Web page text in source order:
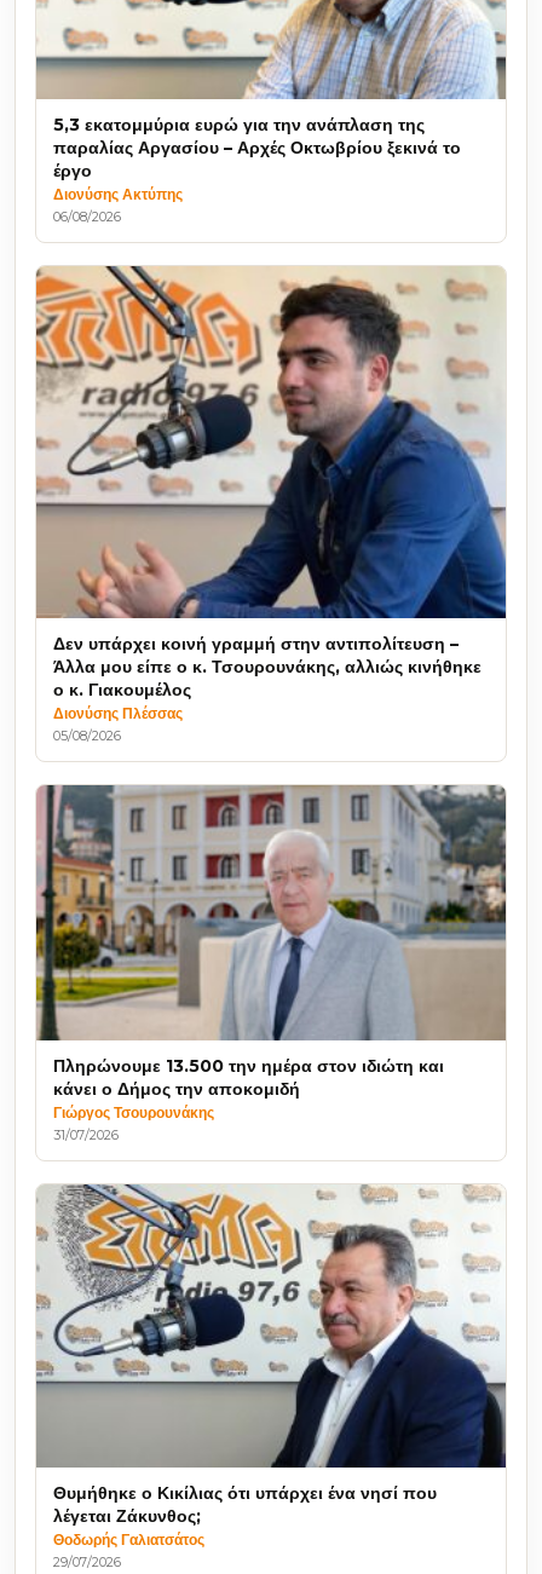
5,3 εκατομμύρια ευρώ για την ανάπλαση της
παραλίας Αργασίου – Αρχές Οκτωβρίου ξεκινά το
έργο
Διονύσης Ακτύπης
06/08/2026
Δεν υπάρχει κοινή γραμμή στην αντιπολίτευση –
Άλλα μου είπε ο κ. Τσουρουνάκης, αλλιώς κινήθηκε
ο κ. Γιακουμέλος
Διονύσης Πλέσσας
05/08/2026
Πληρώνουμε 13.500 την ημέρα στον ιδιώτη και
κάνει ο Δήμος την αποκομιδή
Γιώργος Τσουρουνάκης
31/07/2026
Θυμήθηκε ο Κικίλιας ότι υπάρχει ένα νησί που
λέγεται Ζάκυνθος;
Θοδωρής Γαλιατσάτος
29/07/2026